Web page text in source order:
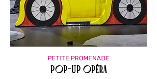
PETITE PROMENADE
Pop-up Opéra